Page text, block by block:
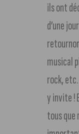
ils ont
d’une
musical
rock,
y invite !
tous que